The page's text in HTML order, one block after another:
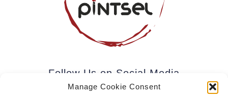
Manage Cookie Consent
Follow Us on Social Media